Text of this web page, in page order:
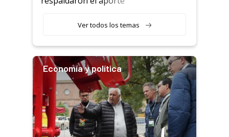
haciendo currículum"
Ver todos los temas
Economía y política